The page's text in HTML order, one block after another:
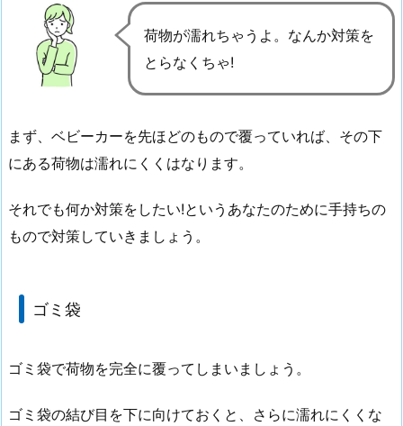
荷物が濡れちゃうよ。なんか対策を
とらなくちゃ!
まず、ベビーカーを先ほどのもので覆っていれば、その下
にある荷物は濡れにくくはなります。
それでも何か対策をしたい!というあなたのために手持ちの
もので対策していきましょう。
ゴミ袋
ゴミ袋で荷物を完全に覆ってしまいましょう。
ゴミ袋の結び目を下に向けておくと、さらに濡れにくくな